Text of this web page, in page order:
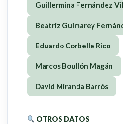
Guillermina Fernández
Beatriz Guimarey
Eduardo Corbelle Rico
Marcos Boullón Magán
David Miranda Barrós
OTROS DATOS